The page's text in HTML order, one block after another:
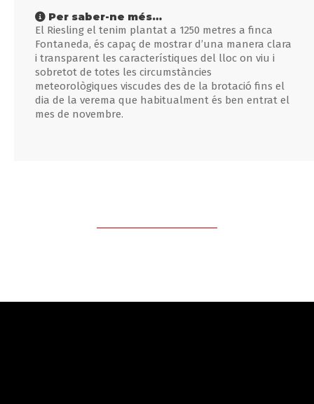
Per saber-ne més…
El Riesling el tenim plantat a 1250 metres a finca
Fontaneda, és capaç de mostrar d’una manera clara
i transparent les característiques del lloc on viu i
sobretot de totes les circumstàncies
meteorològiques viscudes des de la brotació fins el
dia de la verema que habitualment és ben entrat el
mes de novembre.